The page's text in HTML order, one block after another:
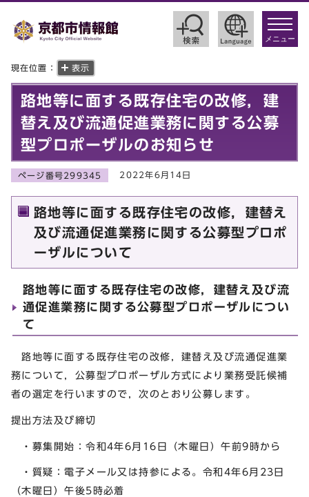
toggle
メニュー
現在位置： 表示
路地等に面する既存住宅の改修，建
替え及び流通促進業務に関する公募
型プロポーザルのお知らせ
ページ番号299345 2022年6月14日
路地等に面する既存住宅の改修，建替え
及び流通促進業務に関する公募型プロポ
ーザルについて
路地等に面する既存住宅の改修，建替え及び流
通促進業務に関する公募型プロポーザルについ
て
路地等に面する既存住宅の改修，建替え及び流通促進業
務について，公募型プロポーザル方式により業務受託候補
者の選定を行いますので，次のとおり公募します。
提出方法及び締切
・募集開始：令和4年6月16日（木曜日）午前9時から
・質疑：電子メール又は持参による。令和4年6月23日
（木曜日）午後5時必着